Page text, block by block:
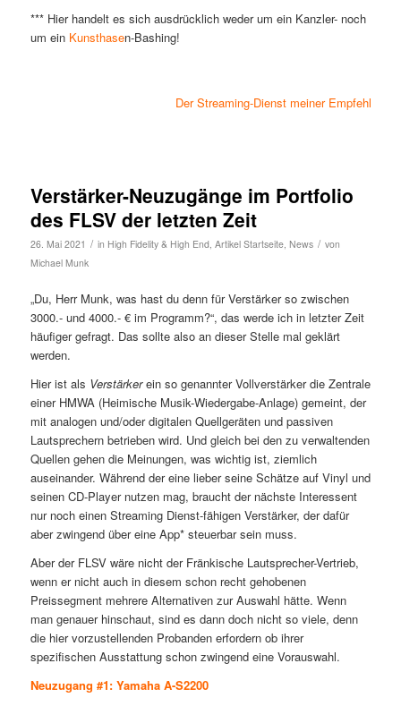
*** Hier handelt es sich ausdrücklich weder um ein Kanzler- noch
um ein Kunsthasen-Bashing!
Der Streaming-Dienst meiner Empfehlung
Verstärker-Neuzugänge im Portfolio
des FLSV der letzten Zeit
26. Mai 2021 / in High Fidelity & High End, Artikel Startseite, News / von
Michael Munk
„Du, Herr Munk, was hast du denn für Verstärker so zwischen
3000.- und 4000.- € im Programm?“, das werde ich in letzter Zeit
häufiger gefragt. Das sollte also an dieser Stelle mal geklärt
werden.
Hier ist als Verstärkerein so genannter Vollverstärker die Zentrale
einer HMWA (Heimische Musik-Wiedergabe-Anlage) gemeint, der
mit analogen und/oder digitalen Quellgeräten und passiven
Lautsprechern betrieben wird. Und gleich bei den zu verwaltenden
Quellen gehen die Meinungen, was wichtig ist, ziemlich
auseinander. Während der eine lieber seine Schätze auf Vinyl und
seinen CD-Player nutzen mag, braucht der nächste Interessent
nur noch einen Streaming Dienst-fähigen Verstärker, der dafür
aber zwingend über eine App* steuerbar sein muss.
Aber der FLSV wäre nicht der Fränkische Lautsprecher-Vertrieb,
wenn er nicht auch in diesem schon recht gehobenen
Preissegment mehrere Alternativen zur Auswahl hätte. Wenn
man genauer hinschaut, sind es dann doch nicht so viele, denn
die hier vorzustellenden Probanden erfordern ob ihrer
spezifischen Ausstattung schon zwingend eine Vorauswahl.
Neuzugang #1: Yamaha A-S2200